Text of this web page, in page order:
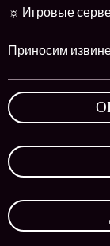
☼ Игровые
Приносим